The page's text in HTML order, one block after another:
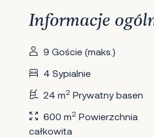
Informacje
9 Goście (maks.)
4 Sypialnie
24 m2 Prywatny basen
600 m2 Powierzchnia
całkowita